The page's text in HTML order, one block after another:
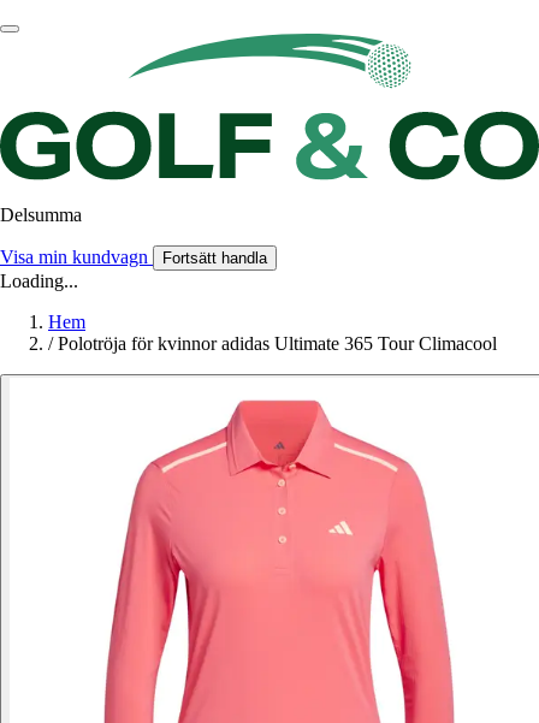
Delsumma
Visa min kundvagn Fortsätt handla
Loading...
Hem
/ Polotröja för kvinnor adidas Ultimate 365 Tour Climacool